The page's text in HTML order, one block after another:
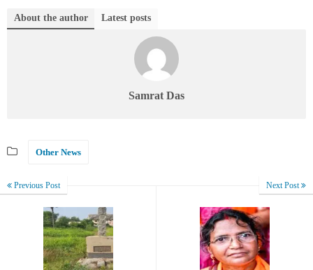
About the author Latest posts
Samrat Das
Other News
Previous Post Next Post